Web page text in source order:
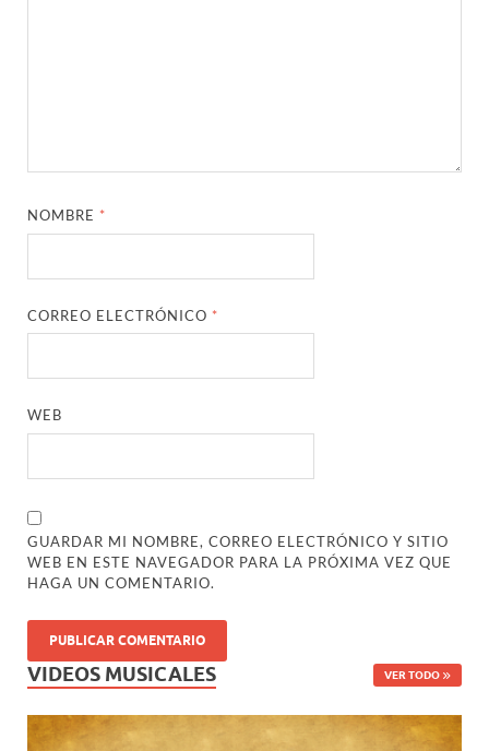
NOMBRE *
CORREO ELECTRÓNICO *
WEB
GUARDAR MI NOMBRE, CORREO ELECTRÓNICO Y SITIO
WEB EN ESTE NAVEGADOR PARA LA PRÓXIMA VEZ QUE
HAGA UN COMENTARIO.
VIDEOS MUSICALES VER TODO